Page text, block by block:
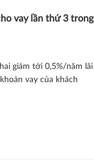
vay lần thứ 3 trong
giảm tới 0,5%/năm lãi
vay của khách